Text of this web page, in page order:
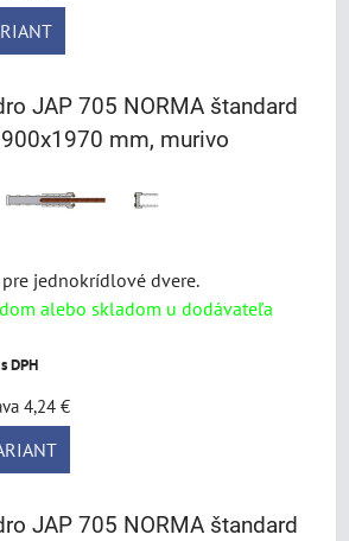
JAP 705 NORMA štandard
mm, murivo
jednokrídlové dvere.
alebo skladom u dodávateľa
s DPH
4,24 €
JAP 705 NORMA štandard